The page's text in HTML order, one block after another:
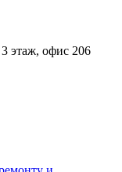
этаж, офис 206